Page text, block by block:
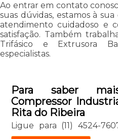
Ao entrar em contato
suas dúvidas, estamos à
atendimento cuidadoso e
satisfação. Também
Trifásico e Extrusora
especialistas.
Para saber
Compressor
Rita do Ribeira
Ligue para (11) 4524-